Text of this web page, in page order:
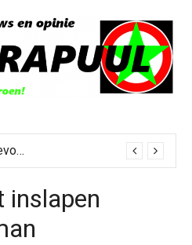
Bestorming Ceuta gevolg van op sociale media verspreide hoax?
inslapen